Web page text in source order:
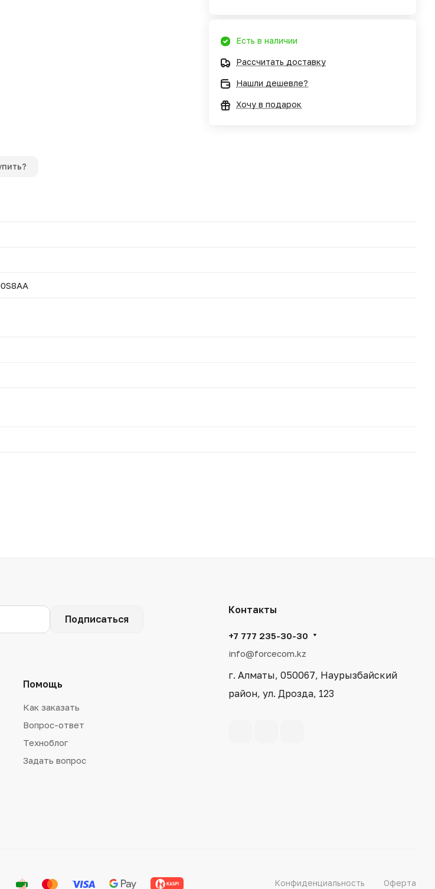
Есть в наличии
Рассчитать доставку
Нашли дешевле?
Хочу в подарок
Подписаться
Помощь
Как заказать
Вопрос-ответ
Техноблог
Задать вопрос
Контакты
+7 777 235-30-30
info@forcecom.kz
г. Алматы, 050067, Наурызбайский
район, ул. Дрозда, 123
Конфиденциальность Оферта